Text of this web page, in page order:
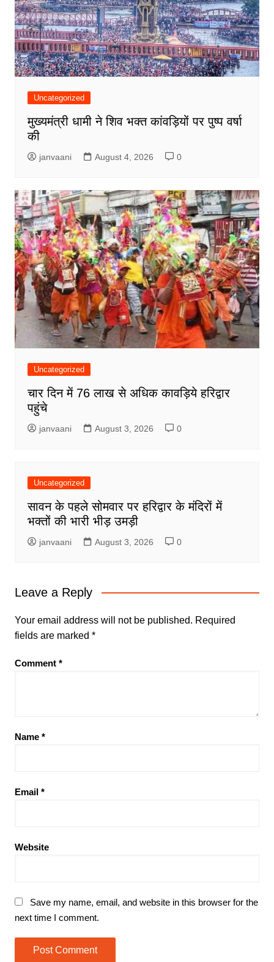
Uncategorized
मुख्यमंत्री धामी ने शिव भक्त कांवड़ियों पर पुष्प वर्षा
की
janvaani August 4, 2026 0
Uncategorized
चार दिन में 76 लाख से अधिक कावड़िये हरिद्वार
पहुंचे
janvaani August 3, 2026 0
Uncategorized
सावन के पहले सोमवार पर हरिद्वार के मंदिरों में
भक्तों की भारी भीड़ उमड़ी
janvaani August 3, 2026 0
Leave a Reply
Your email address will not be published. Required
fields are marked *
Comment *
Name *
Email *
Website
Save my name, email, and website in this browser for the
next time I comment.